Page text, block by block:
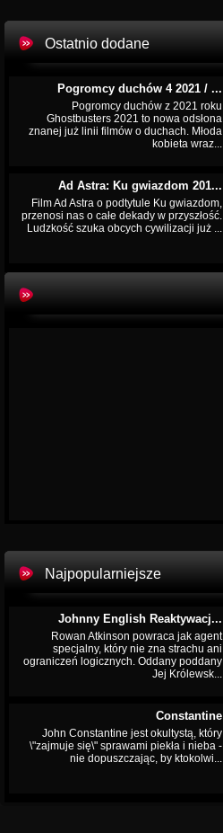
Ostatnio dodane
Pogromcy duchów 4 2021 / ...
Pogromcy duchów z 2021 roku
Ghostbusters 2021 to nowa odsłona
znanej już linii filmów o duchach. Młoda
kobieta wraz...
Ad Astra: Ku gwiazdom 201...
Film Ad Astra o podtytule Ku gwiazdom,
przenosi nas o całe dekady w przyszłość.
Ludzkość szuka obcych cywilizacji już ...
Najpopularniejsze
Johnny English Reaktywacj...
Rowan Atkinson powraca jak agent
specjalny, który nie zna strachu ani
ograniczeń logicznych. Oddany poddany
Jej Królewsk...
Constantine
John Constantine jest okultystą, który
\"zajmuje się\" sprawami piekła i nieba -
nie dopuszczając, by ktokolwi...